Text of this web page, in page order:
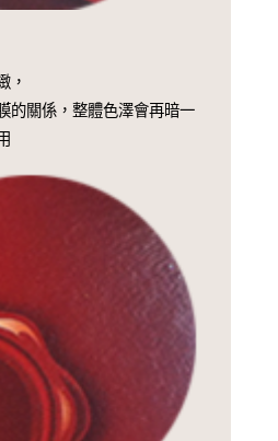
，
的關係，整體色澤會再暗一